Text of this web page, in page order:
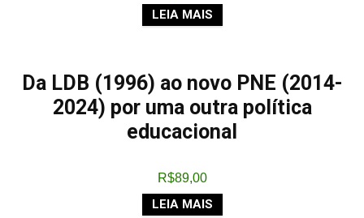
LEIA MAIS
Da LDB (1996) ao novo PNE (2014-
2024) por uma outra política
educacional
R$89,00
LEIA MAIS